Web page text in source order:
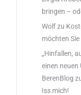
bringen –
Wolfzu
möchten
„Hinfallen,
einen
BerenBlog
Iss mich!